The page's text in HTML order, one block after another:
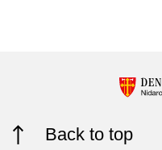
Back to top